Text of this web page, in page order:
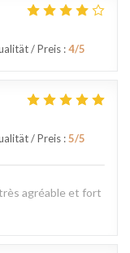
/ Preis :4/5
/ Preis :5/5
agréable et fort